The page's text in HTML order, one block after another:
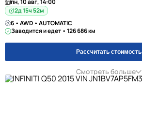
пн, 10 авг, 14:00
2д 15ч 52м
6 • AWD • AUTOMATIC
Заводится и едет • 126 686 км
Рассчитать стоимость
Смотреть больше